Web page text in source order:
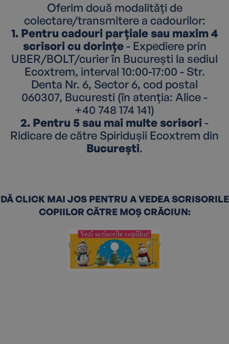
Oferim două modalități de
colectare/transmitere a cadourilor:
1. Pentru cadouri parțiale sau maxim 4
scrisori cu dorințe- Expediere prin
UBER/BOLT/curier în București la sediul
Ecoxtrem, interval 10:00-17:00 - Str.
Denta Nr. 6, Sector 6, cod postal
060307, Bucuresti (în atenția: Alice -
+40 748 174 141)
2. Pentru 5 sau mai multe scrisori-
Ridicare de către Spiridușii Ecoxtrem din
București.
DĂ CLICK MAI JOS PENTRU A VEDEA SCRISORILE
COPIILOR CĂTRE MOȘ CRĂCIUN: